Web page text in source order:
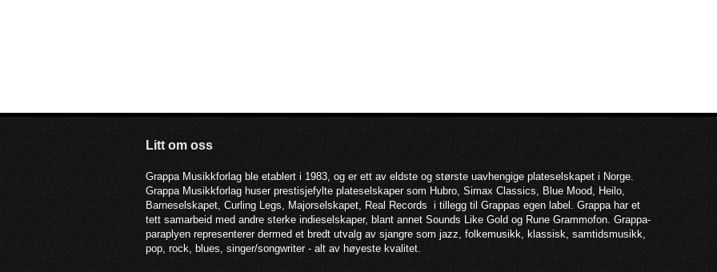
Litt om oss
Grappa Musikkforlag ble etablert i 1983, og er ett av eldste og største uavhengige plateselskapet i Norge.
Grappa Musikkforlag huser prestisjefylte plateselskaper som Hubro, Simax Classics, Blue Mood, Heilo,
Barneselskapet, Curling Legs, Majorselskapet, Real Records i tillegg til Grappas egen label. Grappa har et
tett samarbeid med andre sterke indieselskaper, blant annet Sounds Like Gold og Rune Grammofon. Grappa-
paraplyen representerer dermed et bredt utvalg av sjangre som jazz, folkemusikk, klassisk, samtidsmusikk,
pop, rock, blues, singer/songwriter - alt av høyeste kvalitet.